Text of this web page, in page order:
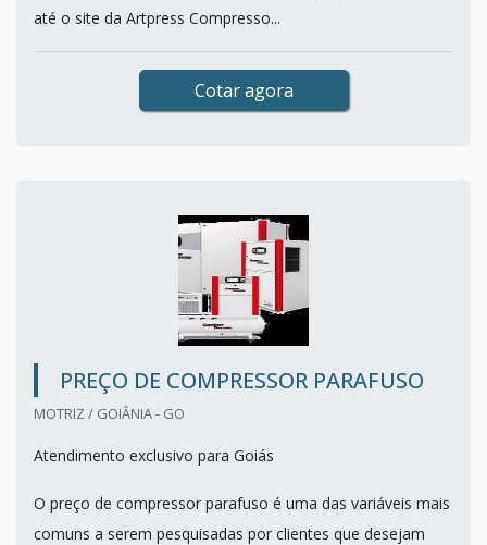
até o site da Artpress Compresso...
Cotar agora
PREÇO DE COMPRESSOR PARAFUSO
MOTRIZ / GOIÂNIA - GO
Atendimento exclusivo para Goiás
O preço de compressor parafuso é uma das variáveis mais
comuns a serem pesquisadas por clientes que desejam